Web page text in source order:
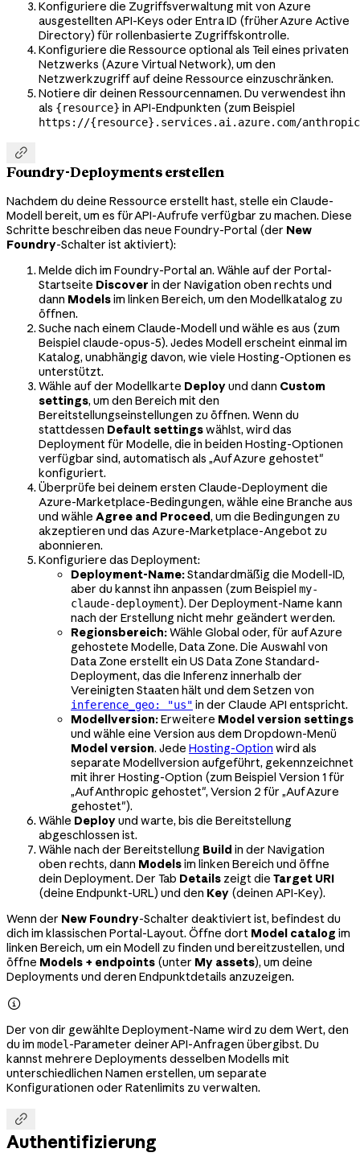
Konfiguriere die Zugriffsverwaltung mit von Azure
ausgestellten API-Keys oder Entra ID (früher Azure Active
Directory) für rollenbasierte Zugriffskontrolle.
Konfiguriere die Ressource optional als Teil eines privaten
Netzwerks (Azure Virtual Network), um den
Netzwerkzugriff auf deine Ressource einzuschränken.
Notiere dir deinen Ressourcennamen. Du verwendest ihn
als {resource} in API-Endpunkten (zum Beispiel
https://{resource}.services.ai.azure.com/

Foundry-Deployments erstellen
Nachdem du deine Ressource erstellt hast, stelle ein Claude-
Modell bereit, um es für API-Aufrufe verfügbar zu machen. Diese
Schritte beschreiben das neue Foundry-Portal (der New
Foundry-Schalter ist aktiviert):
Melde dich im Foundry-Portal an. Wähle auf der Portal-
Startseite Discover in der Navigation oben rechts und
dann Modelsim linken Bereich, um den Modellkatalog zu
öffnen.
Suche nach einem Claude-Modell und wähle es aus (zum
Beispiel claude-opus-5). Jedes Modell erscheint einmal im
Katalog, unabhängig davon, wie viele Hosting-Optionen es
unterstützt.
Wähle auf der Modellkarte Deployund dann Custom
settings, um den Bereich mit den
Bereitstellungseinstellungen zu öffnen. Wenn du
stattdessen Default settingswählst, wird das
Deployment für Modelle, die in beiden Hosting-Optionen
verfügbar sind, automatisch als „Auf Azure gehostet"
konfiguriert.
Überprüfe bei deinem ersten Claude-Deployment die
Azure-Marketplace-Bedingungen, wähle eine Branche aus
und wähle Agree and Proceed, um die Bedingungen zu
akzeptieren und das Azure-Marketplace-Angebot zu
abonnieren.
Konfiguriere das Deployment:
Deployment-Name:Standardmäßig die Modell-ID,
aber du kannst ihn anpassen (zum Beispiel my-
claude-deployment). Der Deployment-Name kann
nach der Erstellung nicht mehr geändert werden.
Regionsbereich:Wähle Global oder, für auf Azure
gehostete Modelle, Data Zone. Die Auswahl von
Data Zone erstellt ein US Data Zone Standard-
Deployment, das die Inferenz innerhalb der
Vereinigten Staaten hält und dem Setzen von
inference_geo: "us" in der Claude API entspricht.
Modellversion:Erweitere Model version settings
und wähle eine Version aus dem Dropdown-Menü
Model version. Jede Hosting-Option wird als
separate Modellversion aufgeführt, gekennzeichnet
mit ihrer Hosting-Option (zum Beispiel Version 1 für
„Auf Anthropic gehostet", Version 2 für „Auf Azure
gehostet").
Wähle Deployund warte, bis die Bereitstellung
abgeschlossen ist.
Wähle nach der Bereitstellung Build in der Navigation
oben rechts, dann Modelsim linken Bereich und öffne
dein Deployment. Der Tab Details zeigt die Target URI
(deine Endpunkt-URL) und den Key (deinen API-Key).
Wenn der New Foundry-Schalter deaktiviert ist, befindest du
dich im klassischen Portal-Layout. Öffne dort Model catalog im
linken Bereich, um ein Modell zu finden und bereitzustellen, und
öffne Models + endpoints (unter My assets), um deine
Deployments und deren Endpunktdetails anzuzeigen.

Der von dir gewählte Deployment-Name wird zu dem Wert, den
du im model -Parameter deiner API-Anfragen übergibst. Du
kannst mehrere Deployments desselben Modells mit
unterschiedlichen Namen erstellen, um separate
Konfigurationen oder Ratenlimits zu verwalten.

Authentifizierung